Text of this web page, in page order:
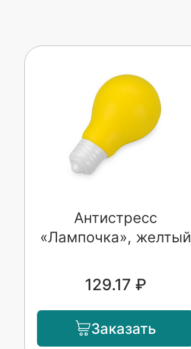
Антистресс
«Лампочка», желтый
129.17 ₽
Заказать